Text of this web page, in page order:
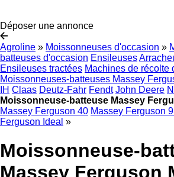
Déposer une annonce
Agroline » Moissonneuses d'occasion »
batteuses d'occasion Ensileuses
Ensileuses tractées Machines de récolte
Moissonneuses-batteuses Massey
IH Claas Deutz-Fahr Fendt John Deere
Moissonneuse-batteuse Massey
Massey Ferguson 40 Massey Ferguson
Ferguson Ideal »
Moissonneuse-
Massey Ferguson